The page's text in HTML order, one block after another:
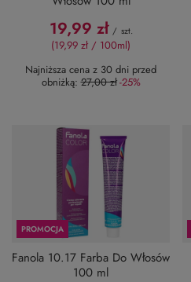
19,99 zł / szt.
(19,99 zł / 100ml)
Najniższa cena z 30 dni przed
obniżką:27,00 zł-25%
PROMOCJA
Fanola 10.17 Farba Do Włosów
100 ml